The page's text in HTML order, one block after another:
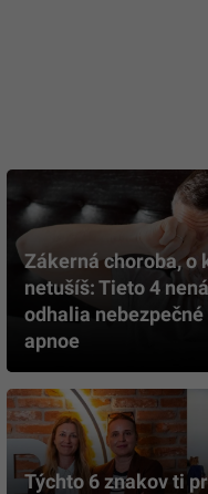
Zákerná choroba, o
netušíš: Tieto 4
odhalia
apnoe
Týchto 6 znakov ti